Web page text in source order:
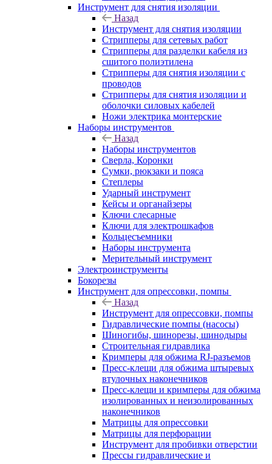
Инструмент для снятия изоляции
Назад
Инструмент для снятия изоляции
Стрипперы для сетевых работ
Стрипперы для разделки кабеля из
сшитого полиэтилена
Cтрипперы для снятия изоляции с
проводов
Стрипперы для снятия изоляции и
оболочки силовых кабелей
Ножи электрика монтерские
Наборы инструментов
Назад
Наборы инструментов
Сверла, Коронки
Сумки, рюкзаки и пояса
Степлеры
Ударный инструмент
Кейсы и органайзеры
Ключи слесарные
Ключи для электрошкафов
Кольцесъемники
Наборы инструмента
Мерительный инструмент
Электроинструменты
Бокорезы
Инструмент для опрессовки, помпы
Назад
Инструмент для опрессовки, помпы
Гидравлические помпы (насосы)
Шиногибы, шинорезы, шинодыры
Строительная гидравлика
Кримперы для обжима RJ-разъемов
Пресс-клещи для обжима штыревых
втулочных наконечников
Пресс-клещи и кримперы для обжима
изолированных и неизолированных
наконечников
Матрицы для опрессовки
Матрицы для перфорации
Инструмент для пробивки отверстии
Прессы гидравлические и